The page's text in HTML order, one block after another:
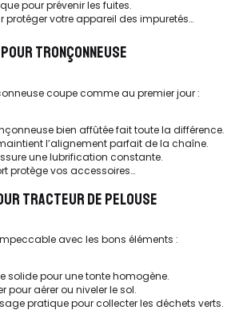
pour prévenir les fuites.
protéger votre appareil des impuretés…
TRONÇONNEUSE
coupe comme au premier jour :
bien affûtée fait toute la différence.
l’alignement parfait de la chaîne.
une lubrification constante.
protège vos accessoires…
TRACTEUR DE PELOUSE
avec les bons éléments :
solide pour une tonte homogène.
pour aérer ou niveler le sol.
pratique pour collecter les déchets verts.